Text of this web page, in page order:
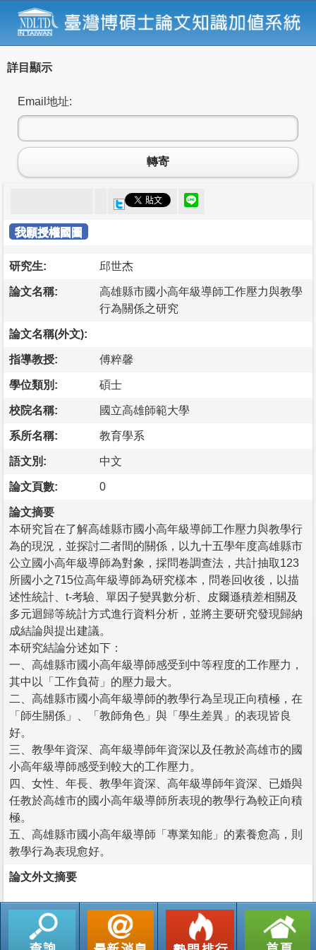
詳目顯示
Email地址:
轉寄
我願授權國圖
研究生: 邱世杰
論文名稱:
高雄縣市國小高年級導師工作壓力與教學
行為關係之研究
論文名稱(外文):
指導教授: 傅粹馨
學位類別: 碩士
校院名稱: 國立高雄師範大學
系所名稱: 教育學系
語文別: 中文
論文頁數: 0
論文摘要
本研究旨在了解高雄縣市國小高年級導師工作壓力與教學行
為的現況，並探討二者間的關係，以九十五學年度高雄縣市
公立國小高年級導師為對象，採問卷調查法，共計抽取123
所國小之715位高年級導師為研究樣本，問卷回收後，以描
述性統計、t-考驗、單因子變異數分析、皮爾遜積差相關及
多元迴歸等統計方式進行資料分析，並將主要研究發現歸納
成結論與提出建議。
本研究結論分述如下：
一、高雄縣市國小高年級導師感受到中等程度的工作壓力，
其中以「工作負荷」的壓力最大。
二、高雄縣市國小高年級導師的教學行為呈現正向積極，在
「師生關係」、「教師角色」與「學生差異」的表現皆良
好。
三、教學年資深、高年級導師年資深以及任教於高雄市的國
小高年級導師感受到較大的工作壓力。
四、女性、年長、教學年資深、高年級導師年資深、已婚與
任教於高雄市的國小高年級導師所表現的教學行為較正向積
極。
五、高雄縣市國小高年級導師「專業知能」的素養愈高，則
教學行為表現愈好。
論文外文摘要
返回列表